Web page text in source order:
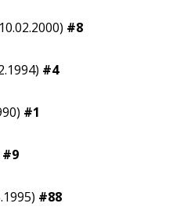
#8
#4
#1
#9
#88